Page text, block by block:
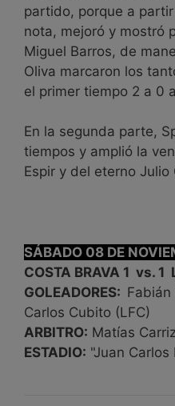
partido, porque a
nota, mejoró y mostró
Miguel Barros, de
Oliva marcaron los
el primer tiempo 2 a 0
En la segunda parte,
tiempos y amplió la
Espir y del eterno Julio
SÁBADO 08 DE
COSTA BRAVA 1 vs. 1
GOLEADORES:
Carlos Cubito (LFC)
ARBITRO: Matías
ESTADIO: "Juan